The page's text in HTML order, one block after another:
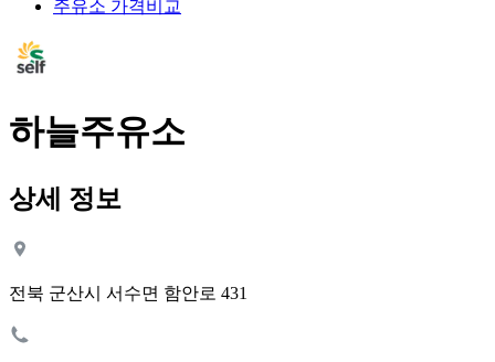
주유소 가격비교
하늘주유소
상세 정보
전북 군산시 서수면 함안로 431